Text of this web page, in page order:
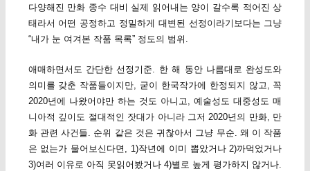
다양해진 만화 종수 대비 실제 읽어내는 양이 갈수록 적어진 상
태라서 어떤 공정하고 정밀하게 대변된 선정이라기보다는 그냥
“내가 눈 여겨본 작품 목록” 정도의 범위.
애매하면서도 간단한 선정기준. 한 해 동안 나름대로 완성도와
의미를 갖춘 작품들이지만, 굳이 한국작가에 한정되지 않고, 꼭
2020년에 나왔어야만 하는 것도 아니고, 예술성도 대중성도 매
니아적 깊이도 절대적인 잣대가 아니라 그저 2020년의 만화, 만
화 관련 사건들. 순위 같은 것은 귀찮아서 그냥 무순. 왜 이 작품
은 없는가 물어보신다면, 1)작년에 이미 뽑았거나 2)까먹었거나
3)여러 이유로 아직 못읽어봤거나 4)별로 높게 평가하지 않거나.